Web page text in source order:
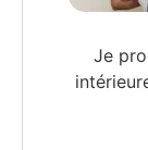
Je